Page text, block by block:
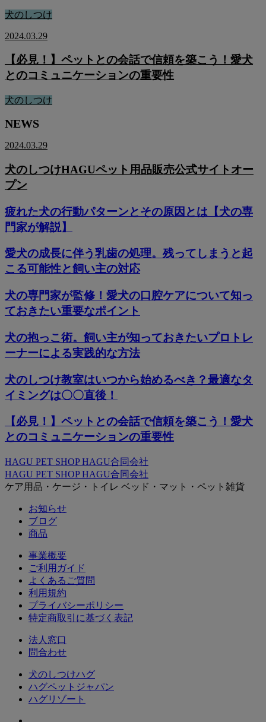
犬のしつけ
2024.03.29
【必見！】ペットとの会話で信頼を築こう！愛犬
とのコミュニケーションの重要性
犬のしつけ
NEWS
2024.03.29
犬のしつけHAGUペット用品販売公式サイトオー
プン
疲れた犬の行動パターンとその原因とは【犬の専
門家が解説】
愛犬の成長に伴う乳歯の処理。残ってしまうと起
こる可能性と飼い主の対応
犬の専門家が監修！愛犬の口腔ケアについて知っ
ておきたい重要なポイント
犬の抱っこ術。飼い主が知っておきたいプロトレ
ーナーによる実践的な方法
犬のしつけ教室はいつから始めるべき？最適なタ
イミングは〇〇直後！
【必見！】ペットとの会話で信頼を築こう！愛犬
とのコミュニケーションの重要性
HAGU PET SHOP HAGU合同会社
HAGU PET SHOP HAGU合同会社
ケア用品・ケージ・トイレ ベッド・マット・ペット雑貨
お知らせ
ブログ
商品
事業概要
ご利用ガイド
よくあるご質問
利用規約
プライバシーポリシー
特定商取引に基づく表記
法人窓口
問合わせ
犬のしつけハグ
ハグペットジャパン
ハグリゾート